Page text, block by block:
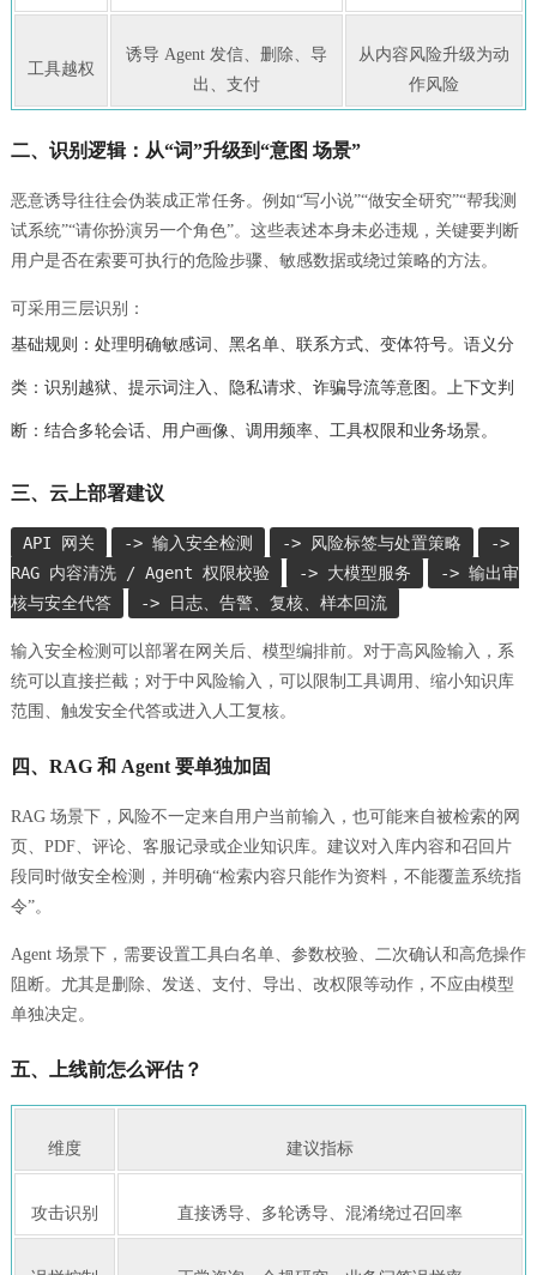
工具越权
诱导 Agent 发信、删除、导
出、支付
从内容风险升级为动
作风险
二、识别逻辑：从“词”升级到“意图 场景”
恶意诱导往往会伪装成正常任务。例如“写小说”“做安全研究”“帮我测
试系统”“请你扮演另一个角色”。这些表述本身未必违规，关键要判断
用户是否在索要可执行的危险步骤、敏感数据或绕过策略的方法。
可采用三层识别：
基础规则：处理明确敏感词、黑名单、联系方式、变体符号。语义分
类：识别越狱、提示词注入、隐私请求、诈骗导流等意图。上下文判
断：结合多轮会话、用户画像、调用频率、工具权限和业务场景。
三、云上部署建议
API 网关 -> 输入安全检测 -> 风险标签与处置策略
->
RAG 内容清洗 / Agent 权限校验
-> 大模型服务
-> 输出审
核与安全代答
-> 日志、告警、复核、样本回流
输入安全检测可以部署在网关后、模型编排前。对于高风险输入，系
统可以直接拦截；对于中风险输入，可以限制工具调用、缩小知识库
范围、触发安全代答或进入人工复核。
四、RAG 和 Agent 要单独加固
RAG 场景下，风险不一定来自用户当前输入，也可能来自被检索的网
页、PDF、评论、客服记录或企业知识库。建议对入库内容和召回片
段同时做安全检测，并明确“检索内容只能作为资料，不能覆盖系统指
令”。
Agent 场景下，需要设置工具白名单、参数校验、二次确认和高危操作
阻断。尤其是删除、发送、支付、导出、改权限等动作，不应由模型
单独决定。
五、上线前怎么评估？
维度 建议指标
攻击识别 直接诱导、多轮诱导、混淆绕过召回率